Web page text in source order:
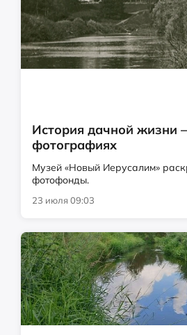
История дачной жизни
фотографиях
Музей «Новый Иерусалим»
фотофонды.
23 июля 09:03